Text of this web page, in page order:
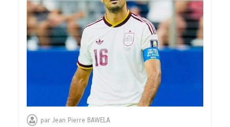
parJean Pierre BAWELA